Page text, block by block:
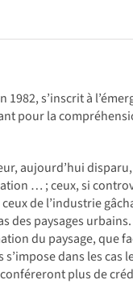
1982, s’inscrit à
pour la
aujourd’hui
… ; ceux, si
de l’industrie
des paysages
du paysage, que
dans les cas
plus de